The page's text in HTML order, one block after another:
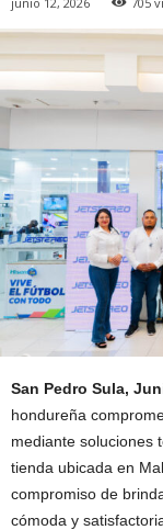
San Pedro Sula,
hondureña
mediante soluciones
tienda ubicada en
compromiso de
cómoda y